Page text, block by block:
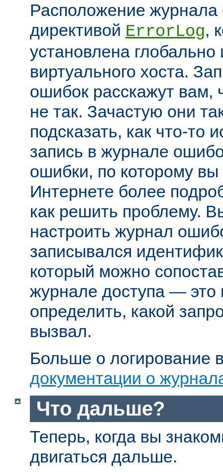
Расположение журнала
директивой ErrorLog,
установлена
виртуального хоста.
ошибок расскажут вам,
не так. Зачастую они
подсказать, как что-то
запись в журнале
ошибки, по которому
Интернете более
как решить проблему.
настроить журнал
записывался
который можно
журнале доступа — это
определить, какой
вызвал.
Больше о логирование
документации о
Что дальше?
Теперь, когда вы
двигаться дальше.